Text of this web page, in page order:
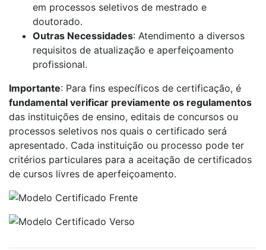
em processos seletivos de mestrado e
doutorado.
Outras Necessidades: Atendimento a diversos
requisitos de atualização e aperfeiçoamento
profissional.
Importante: Para fins específicos de certificação, é
fundamental verificar previamente os regulamentos
das instituições de ensino, editais de concursos ou
processos seletivos nos quais o certificado será
apresentado. Cada instituição ou processo pode ter
critérios particulares para a aceitação de certificados
de cursos livres de aperfeiçoamento.